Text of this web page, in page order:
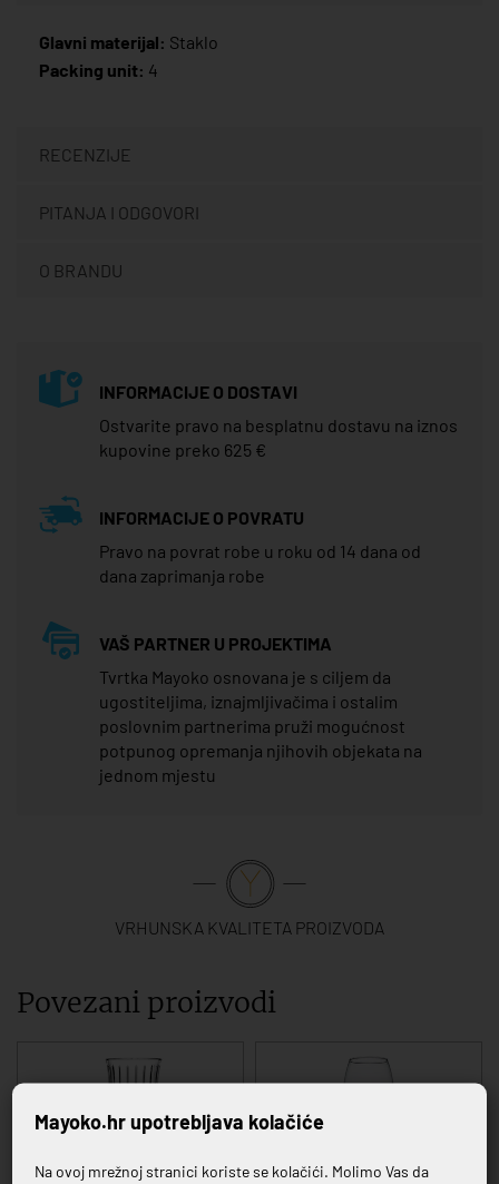
Glavni materijal: Staklo
Packing unit: 4
RECENZIJE
PITANJA I ODGOVORI
O BRANDU
INFORMACIJE O DOSTAVI
Ostvarite pravo na besplatnu dostavu na iznos
kupovine preko 625 €
INFORMACIJE O POVRATU
Pravo na povrat robe u roku od 14 dana od
dana zaprimanja robe
VAŠ PARTNER U PROJEKTIMA
Tvrtka Mayoko osnovana je s ciljem da
ugostiteljima, iznajmljivačima i ostalim
poslovnim partnerima pruži mogućnost
potpunog opremanja njihovih objekata na
jednom mjestu
VRHUNSKA KVALITETA PROIZVODA
Povezani proizvodi
Mayoko.hr upotrebljava kolačiće
Na ovoj mrežnoj stranici koriste se kolačići. Molimo Vas da